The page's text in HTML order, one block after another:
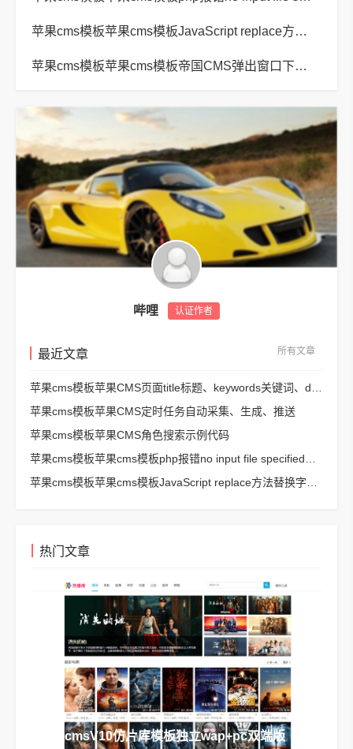
苹果cms模板苹果cms模板JavaScript replace方法替换字符串空格方法
苹果cms模板苹果cms模板帝国CMS弹出窗口下载方式改为点击链接直接下载教程
哔哩 认证作者
最近文章 所有文章
苹果cms模板苹果CMS定时任务自动采集、生成、推送
苹果cms模板苹果CMS角色搜索示例代码
热门文章
苹果cmsV10仿片库模板独立wap+pc双端版